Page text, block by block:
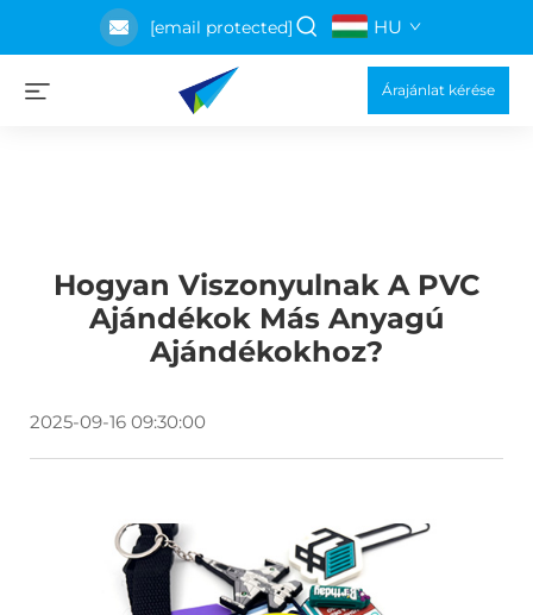
[email protected] HU
Árajánlat kérése
Hogyan Viszonyulnak A PVC
Ajándékok Más Anyagú
Ajándékokhoz?
2025-09-16 09:30:00